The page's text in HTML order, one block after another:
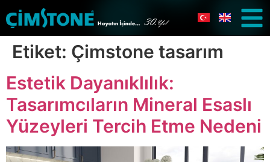
Etiket: Çimstone tasarım
Estetik Dayanıklılık:
Tasarımcıların Mineral Esaslı
Yüzeyleri Tercih Etme Nedeni